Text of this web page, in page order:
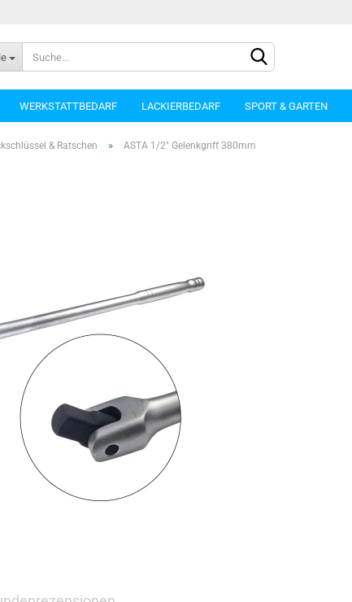
WERKSTATTBEDARF LACKIERBEDARF SPORT & GARTEN
& Ratschen » ASTA 1/2" Gelenkgriff 380mm